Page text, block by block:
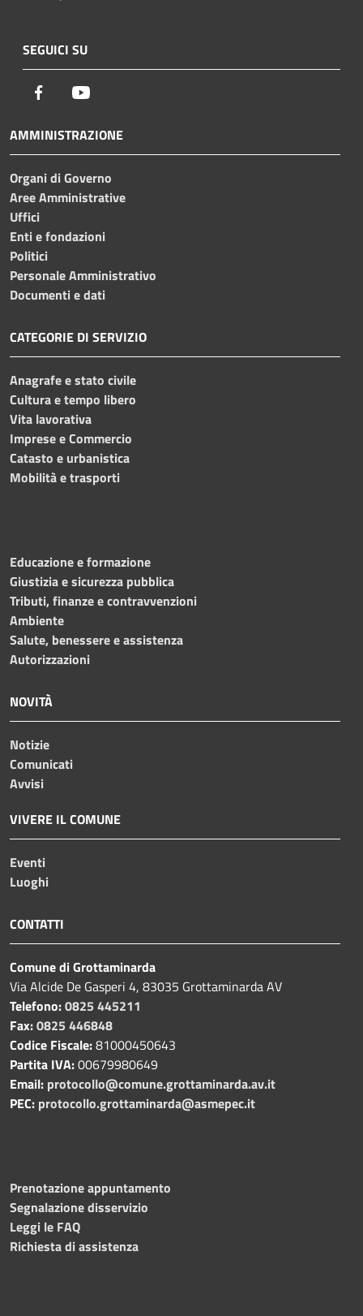
SEGUICI SU
Facebook
AMMINISTRAZIONE
Organi di Governo
Aree Amministrative
Uffici
Enti e fondazioni
Politici
Personale Amministrativo
Documenti e dati
CATEGORIE DI SERVIZIO
Anagrafe e stato civile
Cultura e tempo libero
Vita lavorativa
Imprese e Commercio
Catasto e urbanistica
Mobilità e trasporti
Educazione e formazione
Giustizia e sicurezza pubblica
Tributi, finanze e contravvenzioni
Ambiente
Salute, benessere e assistenza
Autorizzazioni
NOVITÀ
Notizie
Comunicati
Avvisi
VIVERE IL COMUNE
Eventi
Luoghi
CONTATTI
Comune di Grottaminarda
Via Alcide De Gasperi 4, 83035 Grottaminarda AV
Telefono:0825 445211
Fax:0825 446848
Codice Fiscale:81000450643
Partita IVA:00679980649
Email: protocollo@comune.grottaminarda.av.it
PEC: protocollo.grottaminarda@asmepec.it
Prenotazione appuntamento
Segnalazione disservizio
Leggi le FAQ
Richiesta di assistenza